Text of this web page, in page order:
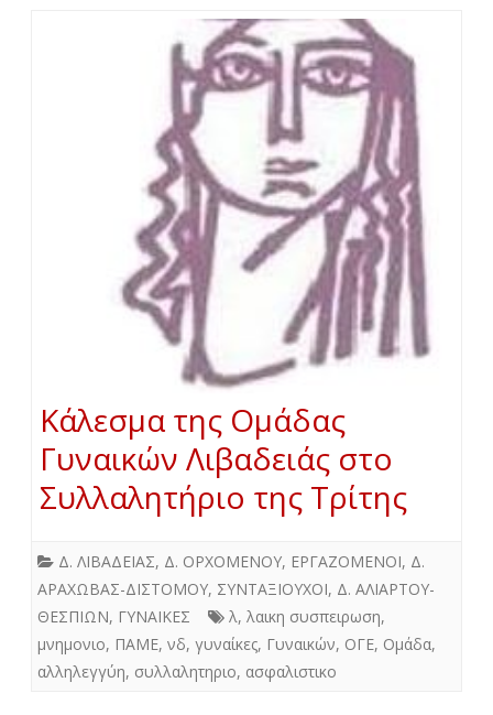
Κάλεσμα της Ομάδας
Γυναικών Λιβαδειάς στο
Συλλαλητήριο της Τρίτης
Δ. ΛΙΒΑΔΕΙΑΣ, Δ. ΟΡΧΟΜΕΝΟΥ, ΕΡΓΑΖΟΜΕΝΟΙ, Δ.
ΑΡΑΧΩΒΑΣ-ΔΙΣΤΟΜΟΥ, ΣΥΝΤΑΞΙΟΥΧΟΙ, Δ. ΑΛΙΑΡΤΟΥ-
ΘΕΣΠΙΩΝ, ΓΥΝΑΙΚΕΣ λ, λαικη συσπειρωση,
μνημονιο, ΠΑΜΕ, νδ, γυναίκες, Γυναικών, ΟΓΕ, Ομάδα,
αλληλεγγύη, συλλαλητηριο, ασφαλιστικο